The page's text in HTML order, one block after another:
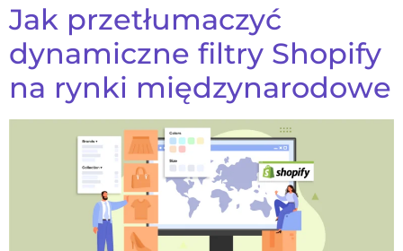
Jak przetłumaczyć
dynamiczne filtry Shopify
na rynki międzynarodowe